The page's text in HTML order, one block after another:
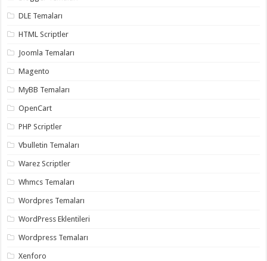
organizasyon,
organizasyon,
organizasyon,
gaziantep
organizasyon,
gaziantep
organizasyon,
gaziantep
organizasyon
gaziantep
palyaço,
twitter
takipçi
hilesi
takipçi
instagram
hilesi ,
DLE Temaları
HTML Scriptler
Joomla Temaları
Magento
MyBB Temaları
OpenCart
PHP Scriptler
Vbulletin Temaları
Warez Scriptler
Whmcs Temaları
Wordpres Temaları
WordPress Eklentileri
Wordpress Temaları
Xenforo